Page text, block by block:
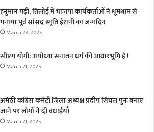
हनुमान गढ़ी, तिलोई में भाजपा कार्यकर्ताओं ने धूमधाम से
मनाया पूर्व सांसद स्मृति ईरानी का जन्मदिन
March 23, 2025
सीएम योगी: अयोध्या सनातन धर्म की आधारभूमि है !
March 21, 2025
अमेठी कांग्रेस कमेटी जिला अध्यक्ष प्रदीप सिंघल पुनः बनाए
जाने पर लोगों ने दी बधाईयाँ
March 21, 2025